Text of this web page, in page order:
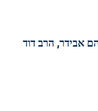
אבידר, הרב דוד